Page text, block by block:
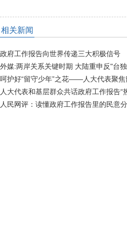
相关新闻
政府工作报告向世界传递三大积极信号
外媒:两岸关系关键时期 大陆重申反"台
呵护好“留守少年”之花——人大代表聚焦
人大代表和基层群众共话政府工作报告“
人民网评：读懂政府工作报告里的民意